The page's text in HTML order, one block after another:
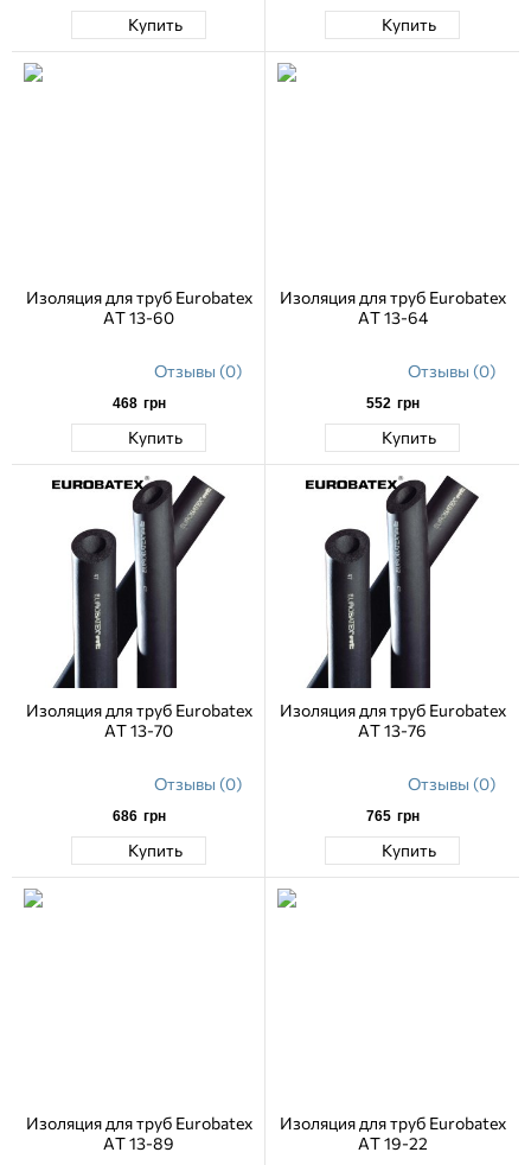
Купить Купить
Изоляция для труб Eurobatex
AT 13-60
Отзывы (0)
468 грн
Купить
Изоляция для труб Eurobatex
AT 13-64
Отзывы (0)
552 грн
Купить
Изоляция для труб Eurobatex
AT 13-70
Отзывы (0)
686 грн
Купить
Изоляция для труб Eurobatex
AT 13-76
Отзывы (0)
765 грн
Купить
Изоляция для труб Eurobatex
AT 13-89
Изоляция для труб Eurobatex
AT 19-22